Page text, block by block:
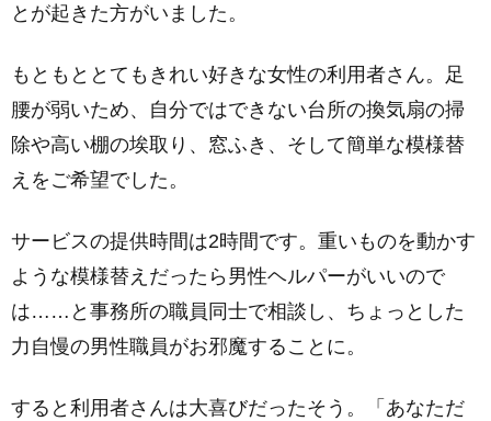
とが起きた方がいました。
もともととてもきれい好きな女性の利用者さん。足
腰が弱いため、自分ではできない台所の換気扇の掃
除や高い棚の埃取り、窓ふき、そして簡単な模様替
えをご希望でした。
サービスの提供時間は2時間です。重いものを動かす
ような模様替えだったら男性ヘルパーがいいので
は……と事務所の職員同士で相談し、ちょっとした
力自慢の男性職員がお邪魔することに。
すると利用者さんは大喜びだったそう。「あなただ